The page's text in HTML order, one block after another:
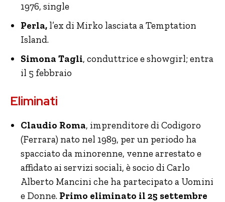
1976, single
Perla, l’ex di Mirko lasciata a Temptation
Island.
Simona Tagli, conduttrice e showgirl; entra
il 5 febbraio
Eliminati
Claudio Roma, imprenditore di Codigoro
(Ferrara) nato nel 1989, per un periodo ha
spacciato da minorenne, venne arrestato e
affidato ai servizi sociali, è socio di Carlo
Alberto Mancini che ha partecipato a Uomini
e Donne. Primo eliminato il 25 settembre